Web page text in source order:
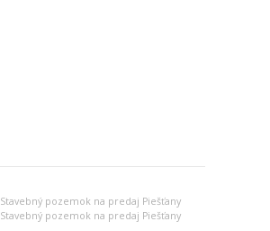
Stavebný pozemok na predaj Piešťany
Stavebný pozemok na predaj Piešťany